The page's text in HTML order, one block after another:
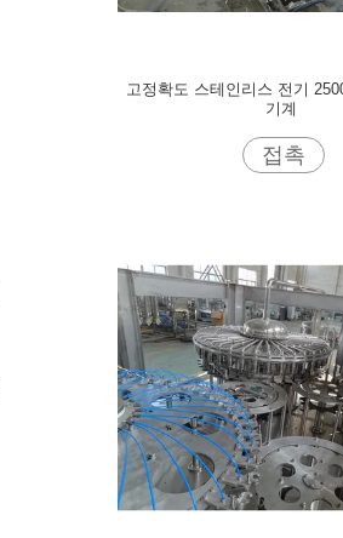
고정확도 스테인리스 전기
기계
접촉